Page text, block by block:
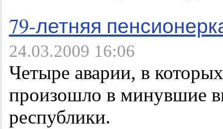
79-летняя
24.03.2009 16:06
Четыре аварии, в
произошло в минувшие
республики.